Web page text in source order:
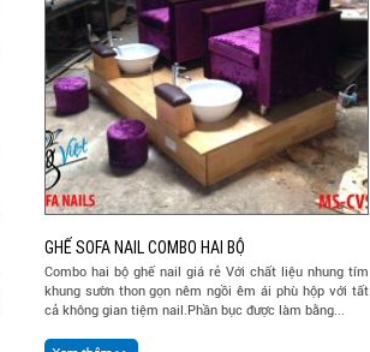
GHẾ SOFA NAIL COMBO HAI BỘ
Combo hai bộ ghế nail giá rẻ Với chất liệu nhung tím
khung sườn thon gọn nêm ngồi êm ái phù hộp với tất
cả không gian tiệm nail.Phần bục được làm bằng...